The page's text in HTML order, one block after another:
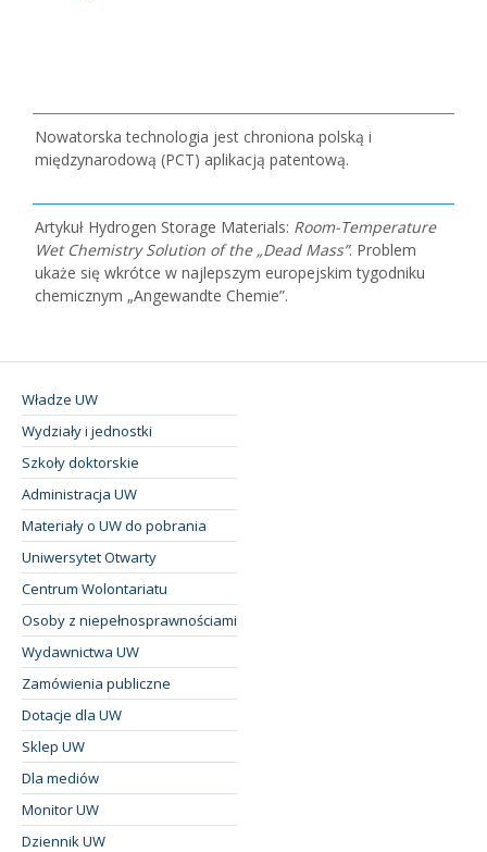
Nowatorska technologia jest chroniona polską i
międzynarodową (PCT) aplikacją patentową.
Artykuł Hydrogen Storage Materials: Room-Temperature
Wet Chemistry Solution of the „Dead Mass”. Problem
ukaże się wkrótce w najlepszym europejskim tygodniku
chemicznym „Angewandte Chemie”.
Władze UW
Wydziały i jednostki
Szkoły doktorskie
Administracja UW
Materiały o UW do pobrania
Uniwersytet Otwarty
Centrum Wolontariatu
Osoby z niepełnosprawnościami
Wydawnictwa UW
Zamówienia publiczne
Dotacje dla UW
Sklep UW
Dla mediów
Monitor UW
Dziennik UW